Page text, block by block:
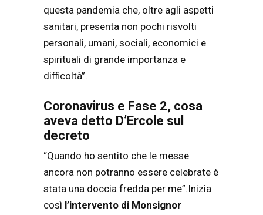
questa pandemia che, oltre agli aspetti
sanitari, presenta non pochi risvolti
personali, umani, sociali, economici e
spirituali di grande importanza e
difficoltà”.
Coronavirus e Fase 2, cosa
aveva detto D’Ercole sul
decreto
“Quando ho sentito che le messe
ancora non potranno essere celebrate è
stata una doccia fredda per me”.Inizia
così l’intervento di Monsignor